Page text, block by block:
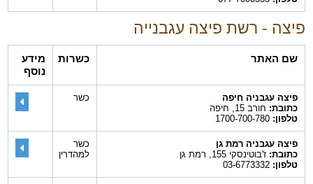
פיצה - רשת פיצה עגבנייה
שם האתר כשרות
מידע
נוסף
פיצה עגבניה חיפה
כתובת:חורב 15, חיפה
טלפון:1700-700-780
כשר
פיצה עגבניה רמת גן
כתובת:ז'בוטינסקי 155, רמת גן
טלפון:03-6773332
כשר
למהדרין